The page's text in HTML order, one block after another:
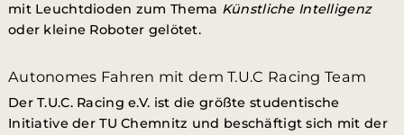
mit Leuchtdioden zum Thema Künstliche Intelligenz
oder kleine Roboter gelötet.
Autonomes Fahren mit dem T.U.C Racing Team
Der T.U.C. Racing e.V. ist die größte studentische
Initiative der TU Chemnitz und beschäftigt sich mit der